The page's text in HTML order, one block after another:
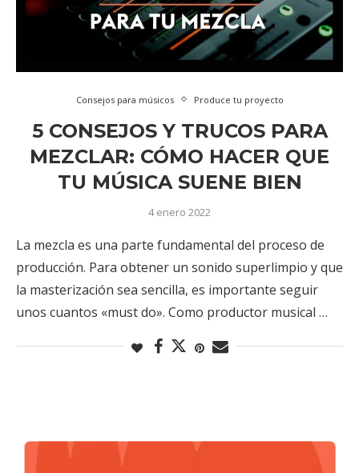
Consejos para músicos Produce tu proyecto
5 CONSEJOS Y TRUCOS PARA
MEZCLAR: CÓMO HACER QUE
TU MÚSICA SUENE BIEN
4 enero 2022
La mezcla es una parte fundamental del proceso de
producción. Para obtener un sonido superlimpio y que
la masterización sea sencilla, es importante seguir
unos cuantos «must do». Como productor musical …